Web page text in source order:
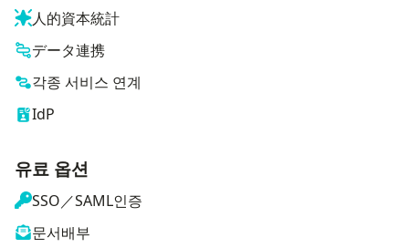
人的資本統計
データ連携
각종 서비스 연계
IdP
유료 옵션
SSO／SAML인증
문서배부